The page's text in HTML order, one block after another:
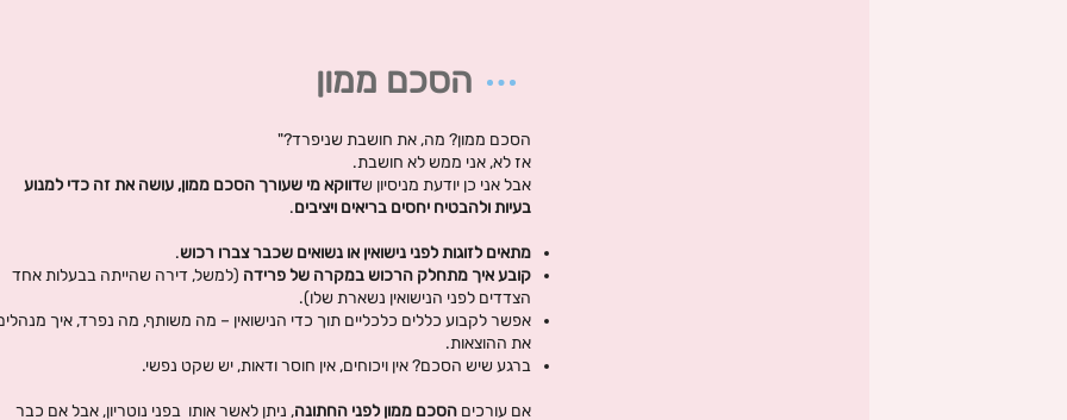
הסכם ממון
הסכם ממון? מה, את חושבת שניפרד?"
אז לא, אני ממש לא חושבת.
אבל אני כן יודעת מניסיון שדווקא מי שעורך הסכם ממון, עושה את זה כדי למנוע
בעיות ולהבטיח יחסים בריאים ויציבים.
מתאים לזוגות לפני נישואין או נשואים שכבר צברו רכוש.
קובע איך מתחלק הרכוש במקרה של פרידה (למשל, דירה שהייתה בבעלות אחד
הצדדים לפני הנישואין נשארת שלו).
אפשר לקבוע כללים כלכליים תוך כדי הנישואין – מה משותף, מה נפרד, איך
את ההוצאות.
ברגע שיש הסכם? אין ויכוחים, אין חוסר ודאות, יש שקט נפשי.
אם עורכים הסכם ממון לפני החתונה, ניתן לאשר אותו בפני נוטריון, אבל אם כבר